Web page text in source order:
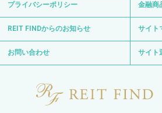
プライバシーポリシー 金融商
REIT FINDからのお知らせ サイト
お問い合わせ サイト